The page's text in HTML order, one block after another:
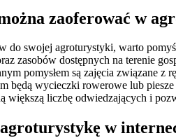
zaoferować w
do swojej agroturystyki, warto
zasobów dostępnych na terenie
pomysłem są zajęcia związane
będą wycieczki rowerowe lub
większą liczbę odwiedzających i
w